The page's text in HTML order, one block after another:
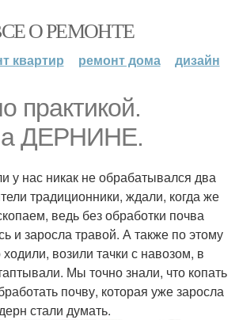
О РЕМОНТЕ
квартир ремонт дома дизайн
практикой.
ДЕРНИНЕ.
у нас никак не обрабатывался два
традиционники, ждали, когда же
ведь без обработки почва
и заросла травой. А также по этому
ходили, возили тачки с навозом, в
Мы точно знали, что копать
почву, которая уже заросла
стали думать.